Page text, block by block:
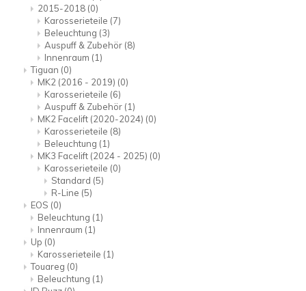
2015-2018 (0)
Karosserieteile (7)
Beleuchtung (3)
Auspuff & Zubehör (8)
Innenraum (1)
Tiguan (0)
MK2 (2016 - 2019) (0)
Karosserieteile (6)
Auspuff & Zubehör (1)
MK2 Facelift (2020-2024) (0)
Karosserieteile (8)
Beleuchtung (1)
MK3 Facelift (2024 - 2025) (0)
Karosserieteile (0)
Standard (5)
R-Line (5)
EOS (0)
Beleuchtung (1)
Innenraum (1)
Up (0)
Karosserieteile (1)
Touareg (0)
Beleuchtung (1)